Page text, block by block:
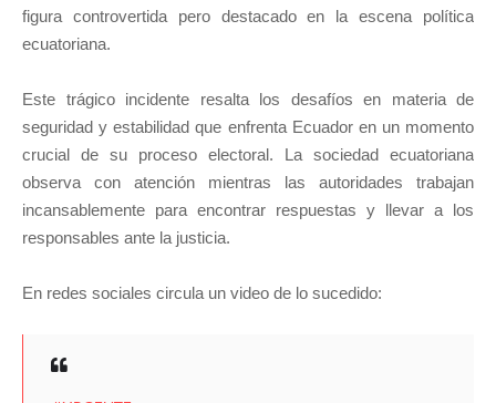
figura controvertida pero destacado en la escena política
ecuatoriana.
Este trágico incidente resalta los desafíos en materia de
seguridad y estabilidad que enfrenta Ecuador en un momento
crucial de su proceso electoral. La sociedad ecuatoriana
observa con atención mientras las autoridades trabajan
incansablemente para encontrar respuestas y llevar a los
responsables ante la justicia.
En redes sociales circula un video de lo sucedido: